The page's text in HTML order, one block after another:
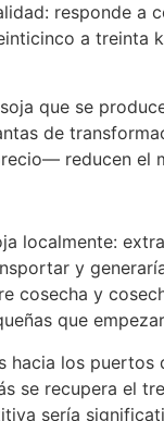
responde
a
que se
de
reducen el
localmente:
y
y
que
los
se recupera
sería